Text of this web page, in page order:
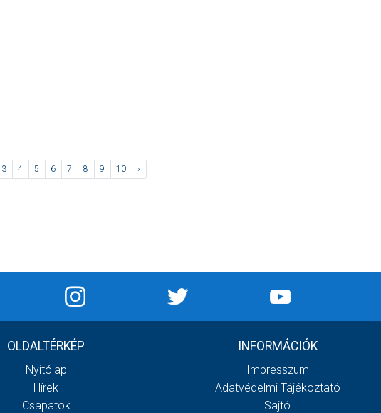
3 4 5 6 7 8 9 10 ›
OLDALTÉRKÉP
Nyitólap
Hírek
Csapatok
INFORMÁCIÓK
Impresszum
Adatvédelmi Tájékoztató
Sajtó